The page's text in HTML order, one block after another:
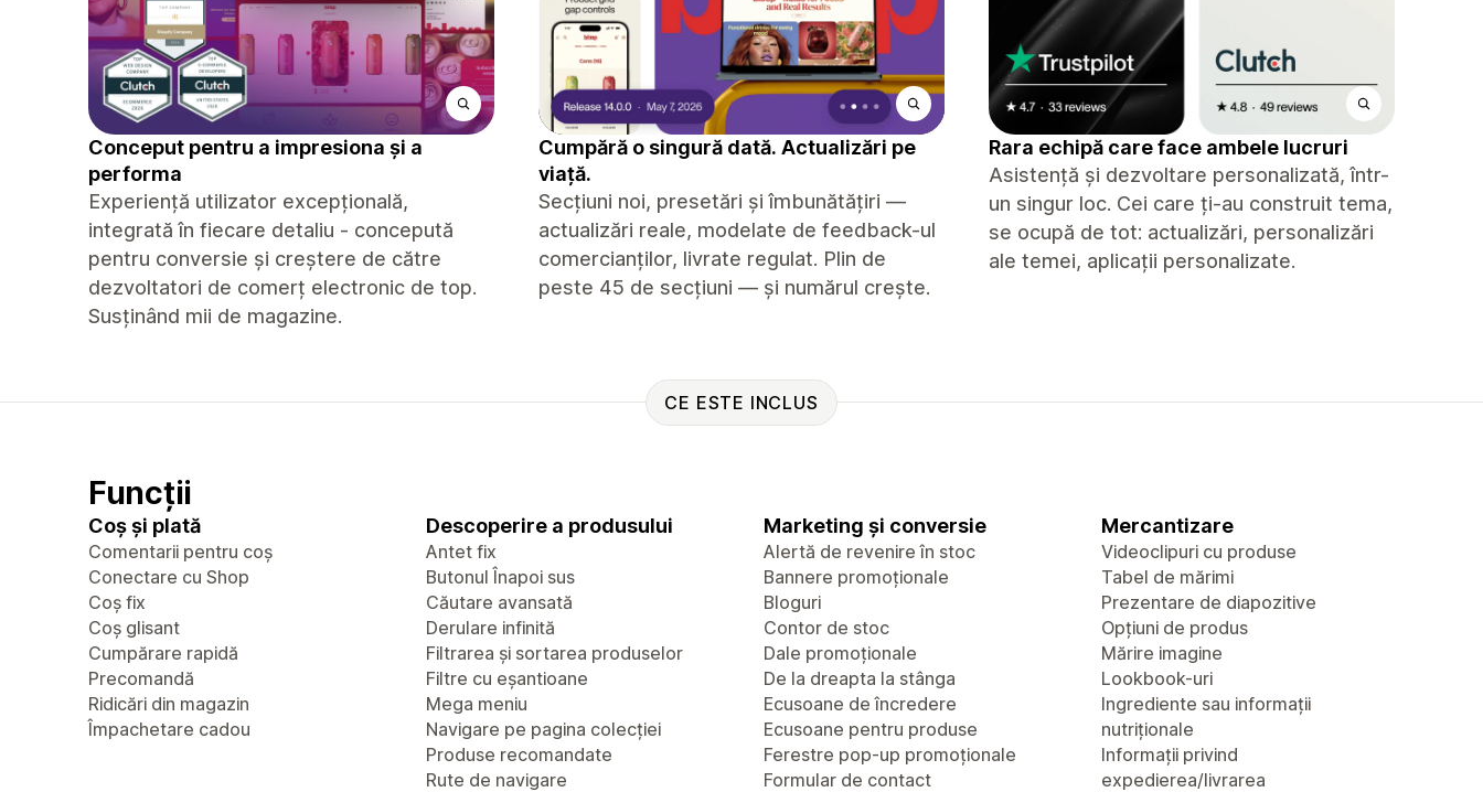
Conceput pentru a impresiona și a
performa
Experiență utilizator excepțională,
integrată în fiecare detaliu - concepută
pentru conversie și creștere de către
dezvoltatori de comerț electronic de top.
Susținând mii de magazine.
Cumpără o singură dată. Actualizări pe
viață.
Secțiuni noi, presetări și îmbunătățiri —
actualizări reale, modelate de feedback-ul
comercianților, livrate regulat. Plin de
peste 45 de secțiuni — și numărul crește.
Rara echipă care face ambele lucruri
Asistență și dezvoltare personalizată, într-
un singur loc. Cei care ți-au construit tema,
se ocupă de tot: actualizări, personalizări
ale temei, aplicații personalizate.
CE ESTE INCLUS
Funcții
Coș și plată
Comentarii pentru coș
Conectare cu Shop
Coș fix
Coș glisant
Cumpărare rapidă
Precomandă
Ridicări din magazin
Împachetare cadou
Descoperire a produsului
Antet fix
Butonul Înapoi sus
Căutare avansată
Derulare infinită
Filtrarea și sortarea produselor
Filtre cu eșantioane
Mega meniu
Navigare pe pagina colecției
Produse recomandate
Rute de navigare
Marketing și conversie
Alertă de revenire în stoc
Bannere promoționale
Bloguri
Contor de stoc
Dale promoționale
De la dreapta la stânga
Ecusoane de încredere
Ecusoane pentru produse
Ferestre pop-up promoționale
Formular de contact
Mercantizare
Videoclipuri cu produse
Tabel de mărimi
Prezentare de diapozitive
Opțiuni de produs
Mărire imagine
Lookbook-uri
Ingrediente sau informații
nutriționale
Informații privind
expedierea/livrarea